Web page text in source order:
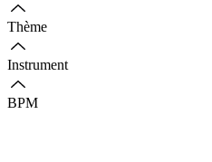
Thème
Instrument
BPM